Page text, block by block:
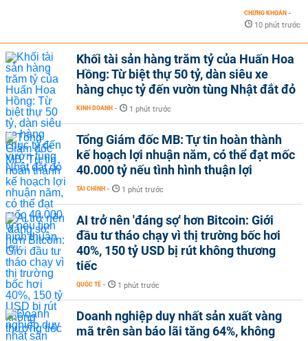
CHỨNG KHOÁN -
10 phút trước
Khối tài sản hàng trăm tỷ của Huấn Hoa
Hồng: Từ biệt thự 50 tỷ, dàn siêu xe
hàng chục tỷ đến vườn tùng Nhật đắt đỏ
KINH DOANH - 1 phút trước
Tổng Giám đốc MB: Tự tin hoàn thành
kế hoạch lợi nhuận năm, có thể đạt mốc
40.000 tỷ nếu tình hình thuận lợi
TÀI CHÍNH - 1 phút trước
AI trở nên 'đáng sợ' hơn Bitcoin: Giới
đầu tư tháo chạy vì thị trường bốc hơi
40%, 150 tỷ USD bị rút không thương
tiếc
QUỐC TẾ - 1 phút trước
Doanh nghiệp duy nhất sản xuất vàng
mã trên sàn báo lãi tăng 64%, không